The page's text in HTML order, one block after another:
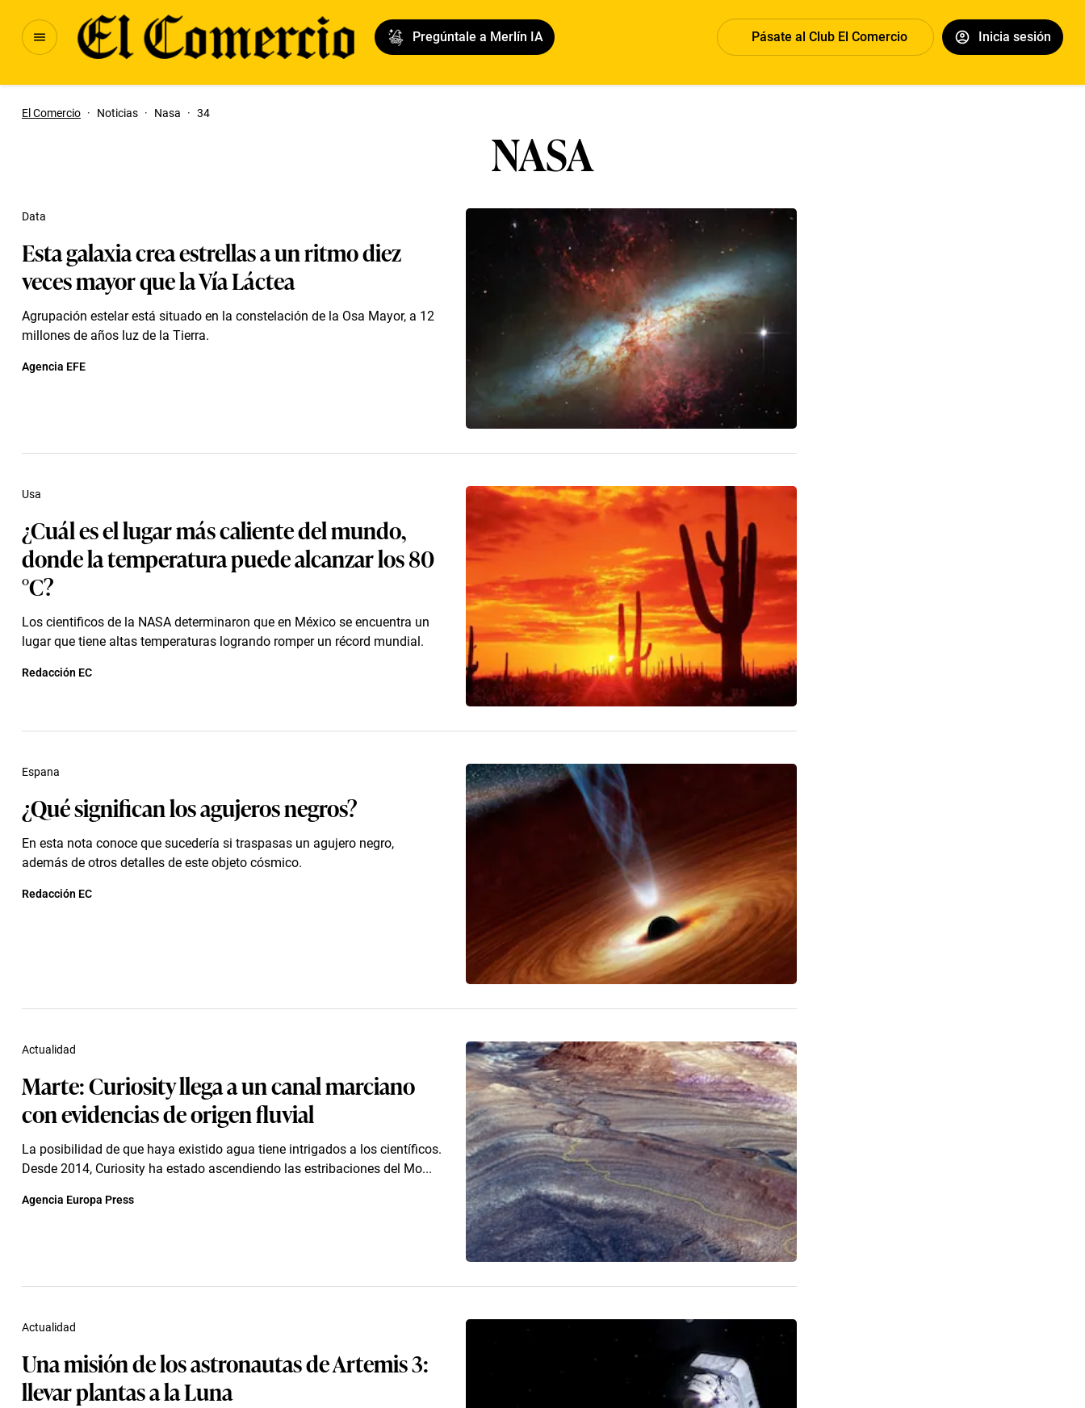
Pregúntale a Merlín IA Pásate al Club El Comercio Inicia sesión
El Comercio · Noticias · Nasa · 34
NASA
Esta galaxia crea estrellas a un ritmo diez
veces mayor que la Vía Láctea
Agrupación estelar está situado en la constelación de la Osa Mayor, a 12
millones de años luz de la Tierra.
Data
Agencia EFE
¿Cuál es el lugar más caliente del mundo,
donde la temperatura puede alcanzar los 80
°C?
Los cientificos de la NASA determinaron que en México se encuentra un
lugar que tiene altas temperaturas logrando romper un récord mundial.
Usa
Redacción EC
¿Qué significan los agujeros negros?
En esta nota conoce que sucedería si traspasas un agujero negro,
además de otros detalles de este objeto cósmico.
Espana
Redacción EC
Marte: Curiosity llega a un canal marciano
con evidencias de origen fluvial
La posibilidad de que haya existido agua tiene intrigados a los científicos.
Desde 2014, Curiosity ha estado ascendiendo las estribaciones del Mo...
Actualidad
Agencia Europa Press
Una misión de los astronautas de Artemis 3:
llevar plantas a la Luna
Actualidad